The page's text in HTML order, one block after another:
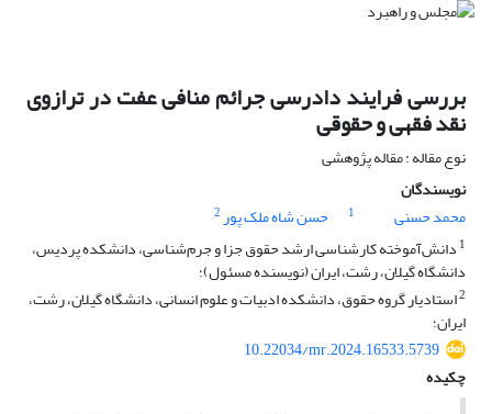
بررسی فرایند دادرسی جرائم منافی عفت در ترازوی
نقد فقهی و حقوقی
نوع مقاله : مقاله پژوهشی
نویسندگان
محمد حسنی
1 حسن شاه ملک پور2
1 دانش‌آموخته کارشناسی ارشد حقوق جزا و جرم‌شناسی، دانشکده پردیس،
دانشگاه گیلان، رشت، ایران (نویسنده مسئول)؛
2استادیار گروه حقوق، دانشکده ادبیات و علوم انسانی، دانشگاه گیلان، رشت،
ایران؛
10.22034/mr.2024.16533.5739
چکیده